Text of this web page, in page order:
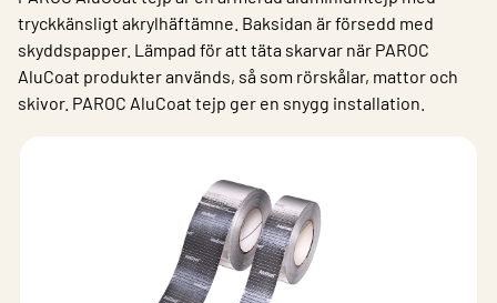
Kontakt
Logga in
Choose languge
tryckkänsligt akrylhäftämne. Baksidan är försedd med
skyddspapper. Lämpad för att täta skarvar när PAROC
AluCoat produkter används, så som rörskålar, mattor och
skivor. PAROC AluCoat tejp ger en snygg installation.